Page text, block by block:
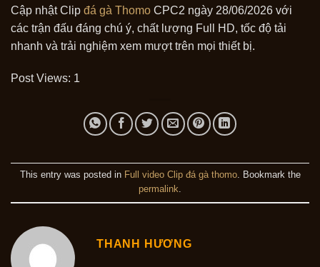
Cập nhật Clip đá gà Thomo CPC2 ngày 28/06/2026 với
các trận đấu đáng chú ý, chất lượng Full HD, tốc độ tải
nhanh và trải nghiệm xem mượt trên mọi thiết bị.
Post Views: 1
This entry was posted in Full video Clip đá gà thomo. Bookmark the
permalink
THANH HƯƠNG